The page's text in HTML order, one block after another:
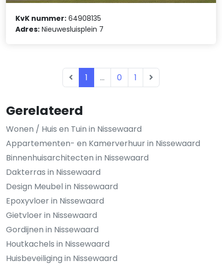
Gerelateerd
Wonen / Huis en Tuin in Nissewaard
Appartementen- en Kamerverhuur in Nissewaard
Binnenhuisarchitecten in Nissewaard
Dakterras in Nissewaard
Design Meubel in Nissewaard
Epoxyvloer in Nissewaard
Gietvloer in Nissewaard
Gordijnen in Nissewaard
Houtkachels in Nissewaard
Huisbeveiliging in Nissewaard
KvK nummer: 64908135
Adres: Nieuwesluisplein 7
1 ... 0 1